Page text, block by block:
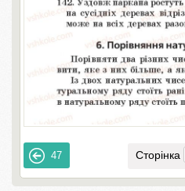
47 Сторінка